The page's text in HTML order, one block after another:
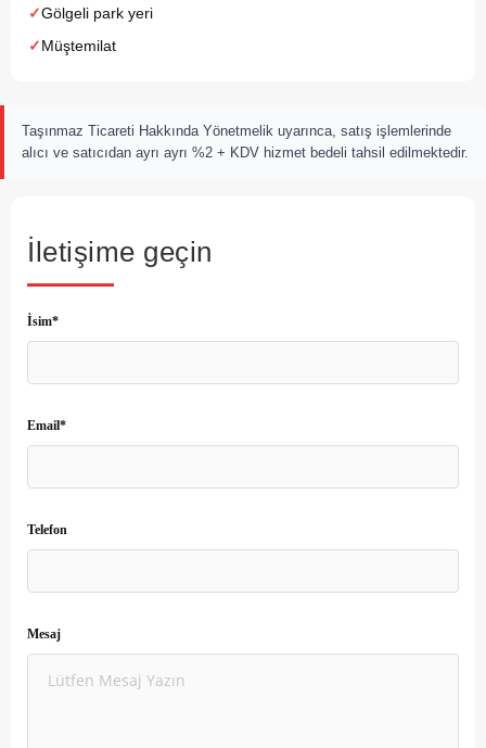
Gölgeli park yeri
Müştemilat
Taşınmaz Ticareti Hakkında Yönetmelik uyarınca, satış işlemlerinde
alıcı ve satıcıdan ayrı ayrı %2 + KDV hizmet bedeli tahsil edilmektedir.
İletişime geçin
İsim*
Email*
Telefon
Mesaj